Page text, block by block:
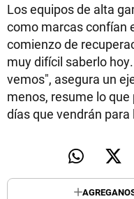
Los equipos de alta
como marcas confían
comienzo de
muy difícil saberlo
vemos", asegura un
menos, resume lo
días que vendrán para